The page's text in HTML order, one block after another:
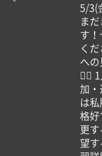
5/3(
ま
す！
く
への
す🏻
加・
は
格好
更す
望す